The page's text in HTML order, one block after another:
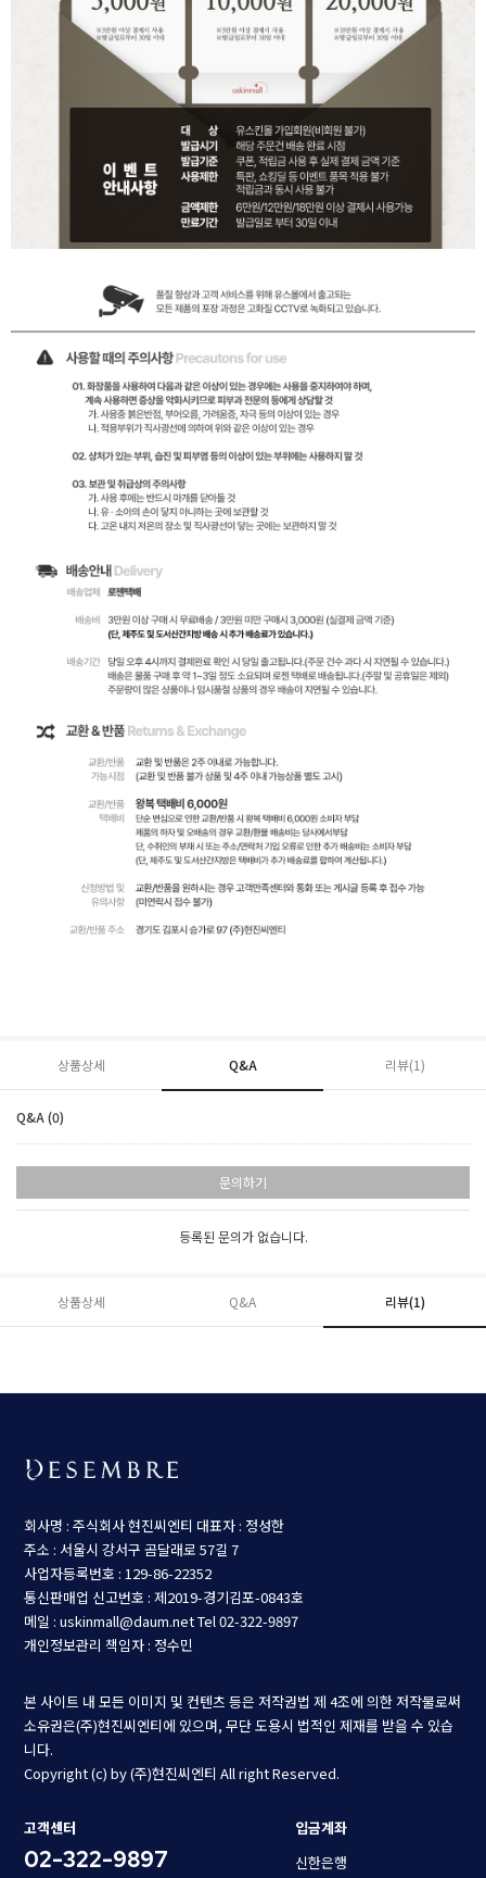
상품상세 Q&A 리뷰(1)
Q&A (0)
문의하기
등록된 문의가 없습니다.
상품상세 Q&A 리뷰(1)
회사명 : 주식회사 현진씨엔티 대표자 : 정성한
주소 : 서울시 강서구 곰달래로 57길 7
사업자등록번호 : 129-86-22352
통신판매업 신고번호 : 제2019-경기김포-0843호
메일 : uskinmall@daum.netTel 02-322-9897
개인정보관리 책임자 : 정수민
본 사이트 내 모든 이미지 및 컨텐츠 등은 저작권법 제 4조에 의한 저작물로써
소유권은(주)현진씨엔티에 있으며, 무단 도용시 법적인 제재를 받을 수 있습
니다.
Copyright (c) by (주)현진씨엔티 All right Reserved.
고객센터
02-322-9897
입금계좌
신한은행